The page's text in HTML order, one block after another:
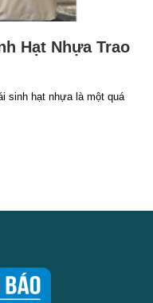
Hạt Nhựa Trao
sinh hạt nhựa là một quá